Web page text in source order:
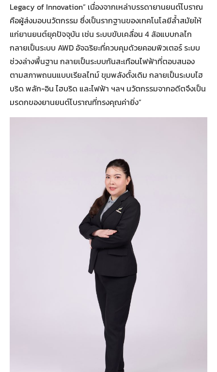
Legacy of Innovation” เนื่องจากเหล่าบรรดายานยนต์โบราณ
คือผู้ส่งมอบนวัตกรรม ซึ่งเป็นรากฐานของเทคโนโลยีล้ำสมัยให้
แก่ยานยนต์ยุคปัจจุบัน เช่น ระบบขับเคลื่อน 4 ล้อแบบกลไก
กลายเป็นระบบ AWD อัจฉริยะที่ควบคุมด้วยคอมพิวเตอร์ ระบบ
ช่วงล่างพื้นฐาน กลายเป็นระบบกันสะเทือนไฟฟ้าที่ตอบสนอง
ตามสภาพถนนแบบเรียลไทม์ ขุมพลังดั้งเดิม กลายเป็นระบบไฮ
บริด พลัก-อิน ไฮบริด และไฟฟ้า ฯลฯ นวัตกรรมจากอดีตจึงเป็น
มรดกของยานยนต์โบราณที่ทรงคุณค่ายิ่ง”